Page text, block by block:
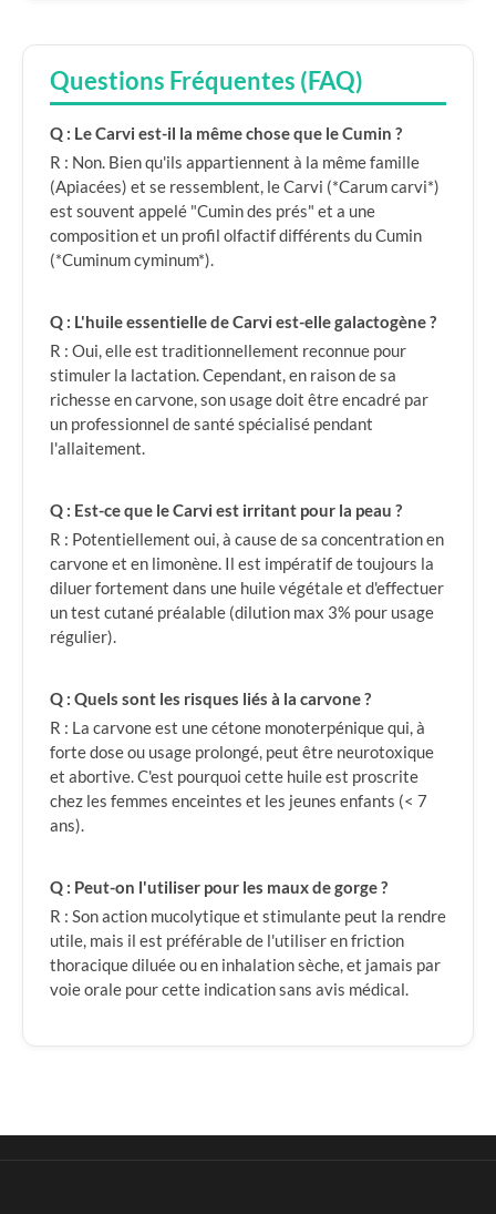
Questions Fréquentes (FAQ)
Q : Le Carvi est-il la même chose que le Cumin ?
R : Non. Bien qu'ils appartiennent à la même famille
(Apiacées) et se ressemblent, le Carvi (*Carum carvi*)
est souvent appelé "Cumin des prés" et a une
composition et un profil olfactif différents du Cumin
(*Cuminum cyminum*).
Q : L'huile essentielle de Carvi est-elle galactogène ?
R : Oui, elle est traditionnellement reconnue pour
stimuler la lactation. Cependant, en raison de sa
richesse en carvone, son usage doit être encadré par
un professionnel de santé spécialisé pendant
l'allaitement.
Q : Est-ce que le Carvi est irritant pour la peau ?
R : Potentiellement oui, à cause de sa concentration en
carvone et en limonène. Il est impératif de toujours la
diluer fortement dans une huile végétale et d'effectuer
un test cutané préalable (dilution max 3% pour usage
régulier).
Q : Quels sont les risques liés à la carvone ?
R : La carvone est une cétone monoterpénique qui, à
forte dose ou usage prolongé, peut être neurotoxique
et abortive. C'est pourquoi cette huile est proscrite
chez les femmes enceintes et les jeunes enfants (< 7
ans).
Q : Peut-on l'utiliser pour les maux de gorge ?
R : Son action mucolytique et stimulante peut la rendre
utile, mais il est préférable de l'utiliser en friction
thoracique diluée ou en inhalation sèche, et jamais par
voie orale pour cette indication sans avis médical.